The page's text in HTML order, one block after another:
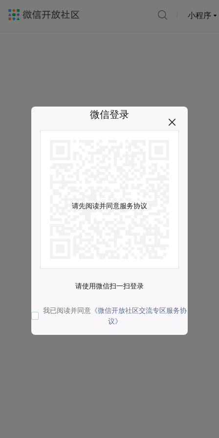
小程序
微信登录
请先阅读并同意服务协议
请使用微信扫一扫登录
我已阅读并同意 《微信开放社区交流专区服务协
议》